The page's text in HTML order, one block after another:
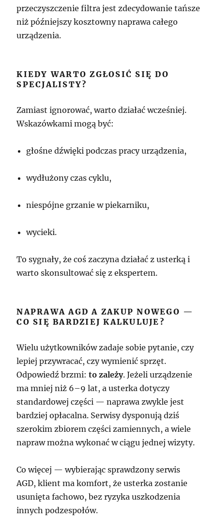
przeczyszczenie filtra jest zdecydowanie tańsze
niż późniejszy kosztowny naprawa całego
urządzenia.
KIEDY WARTO ZGŁOSIĆ SIĘ DO
SPECJALISTY?
Zamiast ignorować, warto działać wcześniej.
Wskazówkami mogą być:
głośne dźwięki podczas pracy urządzenia,
wydłużony czas cyklu,
niespójne grzanie w piekarniku,
wycieki.
To sygnały, że coś zaczyna działać z usterką i
warto skonsultować się z ekspertem.
NAPRAWA AGD A ZAKUP NOWEGO —
CO SIĘ BARDZIEJ KALKULUJE?
Wielu użytkowników zadaje sobie pytanie, czy
lepiej przywracać, czy wymienić sprzęt.
Odpowiedź brzmi:to zależy. Jeżeli urządzenie
ma mniej niż 6–9 lat, a usterka dotyczy
standardowej części — naprawa zwykle jest
bardziej opłacalna. Serwisy dysponują dziś
szerokim zbiorem części zamiennych, a wiele
napraw można wykonać w ciągu jednej wizyty.
Co więcej — wybierając sprawdzony serwis
AGD, klient ma komfort, że usterka zostanie
usunięta fachowo, bez ryzyka uszkodzenia
innych podzespołów.